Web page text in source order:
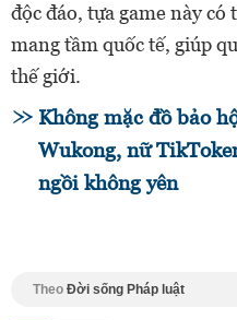
độc đáo, tựa game này
mang tầm quốc tế, giúp
thế giới.
Không mặc đồ bảo
Wukong, nữ
ngồi không yên
Theo Đời sống Pháp luật